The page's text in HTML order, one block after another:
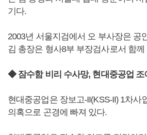
기다.
2003년 서울지검에서 오 부사장은 공
김 총장은 형사8부 부장검사로서 함께
◆ 잠수함 비리 수사망, 현대중공업 조
현대중공업은 장보고-II(KSS-II) 1차사
의혹으로 곤경에 빠져 있다.